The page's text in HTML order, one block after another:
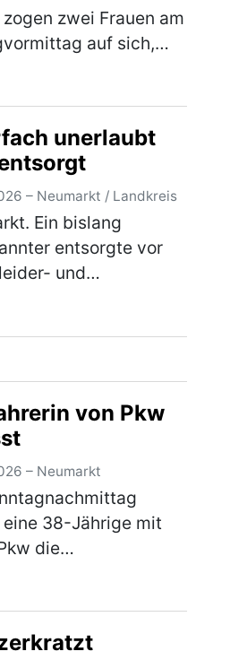
zwei Frauen am
auf sich,
Die Beamten
schnell, …
unerlaubt
– Neumarkt / Landkreis
Ein bislang
entsorgte vor
und
Zeuge konnte
Kennzeic…(mehr)
von Pkw
– Neumarkt
38-Jährige mit
die
wollte, übersah sie